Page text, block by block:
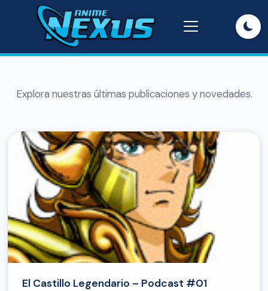
Explora nuestras últimas publicaciones y novedades.
El Castillo Legendario – Podcast #01